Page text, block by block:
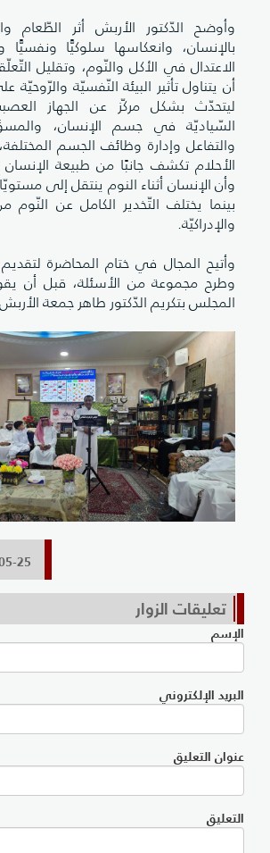
وأوضح الدّكتور الأربش أثر الطّعام
بالإنسان، وانعكاسها سلوكيًّا ونفسيًّا
الاعتدال في الأكل والنّوم، وتقليل
أن يتناول تأثير البيئة النّفسيّة والرّوحيّة
ليتحدّث بشكل مركّز عن الجهاز
السّياديّة في جسم الإنسان،
والتفاعل وإدارة وظائف الجسم
الأحلام تكشف جانبًا من طبيعة
وأن الإنسان أثناء النوم ينتقل إلى
بينما يختلف التّخدير الكامل عن النّوم
والإدراكيّة.
وأتيح المجال في ختام المحاضرة
وطرح مجموعة من الأسئلة، قبل أن
المجلس بتكريم الدّكتور طاهر جمعة
تعليقات الزوار
الإسم
البريد الإلكتروني
عنوان التعليق
التعليق